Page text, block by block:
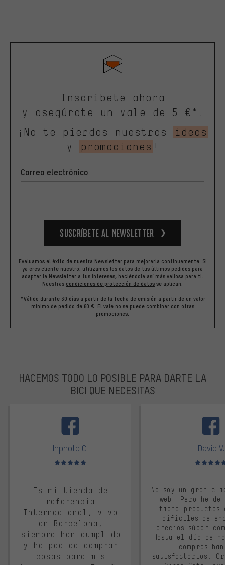
Inscríbete ahora
y asegúrate un vale de 5 €*.
¡No te pierdas nuestras
ideas
y
promociones !
Correo electrónico
Suscríbete al newsletter
Evaluamos el éxito de nuestra Newsletter para mejorarla continuamente. Si
ya eres cliente nuestro, utilizamos los datos de tus últimos pedidos para
adaptar la Newsletter a tus intereses, haciéndola así más valiosa para ti.
Nuestras condiciones de protección de datos se aplican.
*Válido durante 30 días a partir de la fecha de emisión a partir de un valor
mínimo de pedido de 60 €. El vale no se puede combinar con otras
promociones.
HACEMOS TODO LO POSIBLE PARA DARTE LA
BICI QUE NECESITAS
Inphoto C.
Valoración media: 5 de 5
Es mi tienda de
referencia
Internacional, vivo
en Barcelona,
siempre han cumplido
y he podido comprar
cosas para mis
David V.
Valoración
No soy un gran
web. Pero he
tiene productos
difíciles de
precios súper
Hasta el día de
compras
satisfactorios.